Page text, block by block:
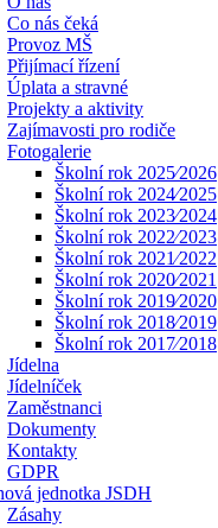
Co nás čeká
Provoz MŠ
Přijímací řízení
Úplata a stravné
Projekty a aktivity
Zajímavosti pro rodiče
Fotogalerie
Školní rok 2025⁄2026
Školní rok 2024⁄2025
Školní rok 2023⁄2024
Školní rok 2022⁄2023
Školní rok 2021⁄2022
Školní rok 2020⁄2021
Školní rok 2019⁄2020
Školní rok 2018⁄2019
Školní rok 2017⁄2018
Jídelna
Jídelníček
Zaměstnanci
Dokumenty
Kontakty
GDPR
jednotka JSDH
Zásahy